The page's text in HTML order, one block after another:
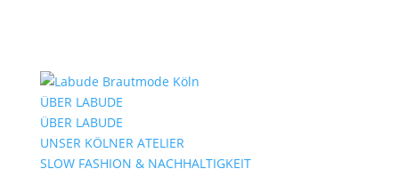
ÜBER LABUDE
ÜBER LABUDE
UNSER KÖLNER ATELIER
SLOW FASHION & NACHHALTIGKEIT